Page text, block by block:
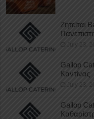
Ζητείται
July 23,
Gallop
Καντίνας
July 23,
Gallop